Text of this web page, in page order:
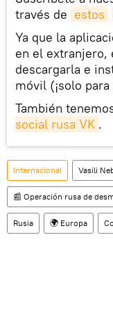
través de estos
Ya que la
en el extranjero,
descargarla e
móvil (¡solo
También
social rusa VK .
Internacional Vasili
📰 Operación rusa de
Rusia 🌍 Europa